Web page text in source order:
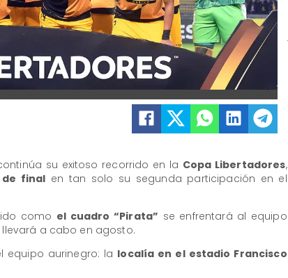
su exitoso recorrido en la Copa Libertadores,
final en tan solo su segunda participación en el
como el cuadro “Pirata” se enfrentará al equipo
llevará a cabo en agosto.
equipo aurinegro: la localía en el estadio Francisco